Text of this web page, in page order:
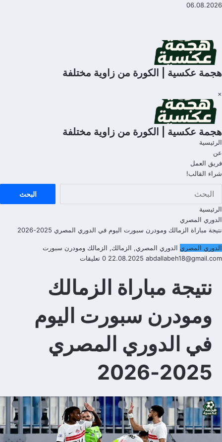
التجاوز
06.08.2026
هجمة عكسية | الكورة من زاوية مختلفة
×
هجمة عكسية | الكورة من زاوية مختلفة
الرئيسية
عن
فريق العمل
شراء القالب!
الرئيسية
الدوري المصري
نتيجة مباراة الزمالك ومودرن سبورت اليوم في الدوري المصري 2025-2026
الدوري المصري الدوري المصري, الزمالك, الزمالك ومودرن سبورت
abdallabeh18@gmail.com
22.08.2025 0 تعليقات
نتيجة مباراة الزمالك
ومودرن سبورت اليوم
في الدوري المصري
2025-2026